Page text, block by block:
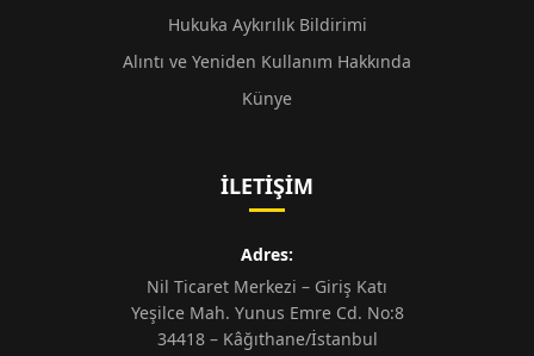
Hukuka Aykırılık Bildirimi
Alıntı ve Yeniden Kullanım Hakkında
Künye
İLETIŞIM
Adres:
Nil Ticaret Merkezi – Giriş Katı
Yeşilce Mah. Yunus Emre Cd. No:8
34418 – Kâğıthane/İstanbul